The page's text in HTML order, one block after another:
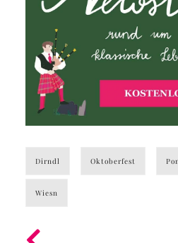
Dirndl Oktoberfest
Wiesn